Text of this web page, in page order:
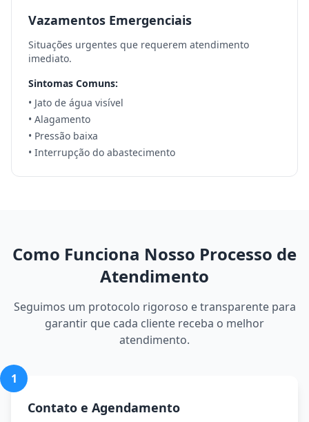
Vazamentos Emergenciais
Situações urgentes que requerem atendimento
imediato.
Sintomas Comuns:
• Jato de água visível
• Alagamento
• Pressão baixa
• Interrupção do abastecimento
Como Funciona Nosso Processo de
Atendimento
Seguimos um protocolo rigoroso e transparente para
garantir que cada cliente receba o melhor
atendimento.
1
Contato e Agendamento